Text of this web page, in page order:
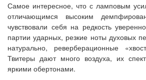
Самое интересное, что с ламповым
отличающимся высоким
чувствовали себя на редкость
партии ударных, резкие ноты духовых
натурально, реверберационные
Твитеры дают много воздуха, их
яркими обертонами.